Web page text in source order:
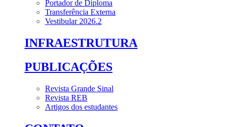
Portador de Diploma
Transferência Externa
Vestibular 2026.2
INFRAESTRUTURA
PUBLICAÇÕES
Revista Grande Sinal
Revista REB
Artigos dos estudantes